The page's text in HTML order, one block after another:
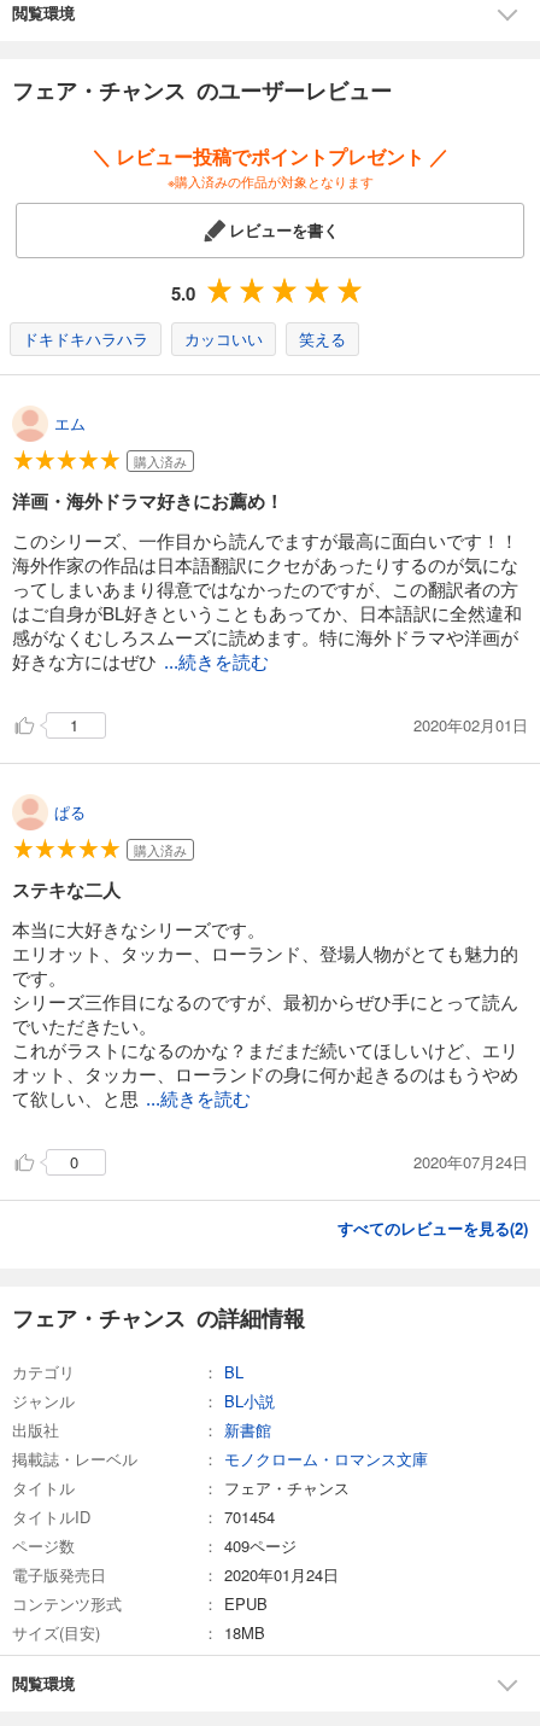
閲覧環境
フェア・チャンス のユーザーレビュー
＼ レビュー投稿でポイントプレゼント ／
※購入済みの作品が対象となります
レビューを書く
5.0
ドキドキハラハラ カッコいい 笑える
エム
購入済み
洋画・海外ドラマ好きにお薦め！
このシリーズ、一作目から読んでますが最高に面白いです！！
海外作家の作品は日本語翻訳にクセがあったりするのが気にな
ってしまいあまり得意ではなかったのですが、この翻訳者の方
はご自身がBL好きということもあってか、日本語訳に全然違和
感がなくむしろスムーズに読めます。特に海外ドラマや洋画が
好きな方にはぜひ ...続きを読む
1 2020年02月01日
ぱる
購入済み
ステキな二人
本当に大好きなシリーズです。
エリオット、タッカー、ローランド、登場人物がとても魅力的
です。
シリーズ三作目になるのですが、最初からぜひ手にとって読ん
でいただきたい。
これがラストになるのかな？まだまだ続いてほしいけど、エリ
オット、タッカー、ローランドの身に何か起きるのはもうやめ
て欲しい、と思 ...続きを読む
0 2020年07月24日
すべてのレビューを見る(2)
フェア・チャンス の詳細情報
カテゴリ
BL
ジャンル
BL小説
出版社
新書館
掲載誌・レーベル
モノクローム・ロマンス文庫
タイトル
フェア・チャンス
タイトルID
701454
ページ数
409ページ
電子版発売日
2020年01月24日
コンテンツ形式
EPUB
サイズ(目安)
18MB
閲覧環境